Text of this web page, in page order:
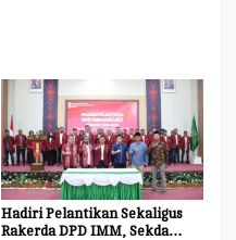
Hadiri Pelantikan Sekaligus
Rakerda DPD IMM, Sekda